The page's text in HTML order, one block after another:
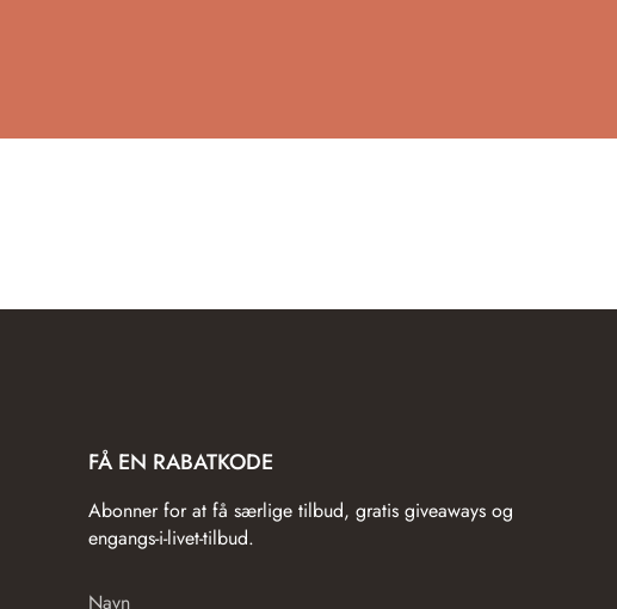
FÅ EN RABATKODE
Abonner for at få særlige tilbud, gratis giveaways og
engangs-i-livet-tilbud.